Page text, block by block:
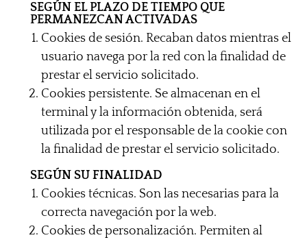
SEGÚN EL PLAZO DE TIEMPO QUE
PERMANEZCAN ACTIVADAS
Cookies de sesión. Recaban datos mientras el
usuario navega por la red con la finalidad de
prestar el servicio solicitado.
Cookies persistente. Se almacenan en el
terminal y la información obtenida, será
utilizada por el responsable de la cookie con
la finalidad de prestar el servicio solicitado.
SEGÚN SU FINALIDAD
Cookies técnicas. Son las necesarias para la
correcta navegación por la web.
Cookies de personalización. Permiten al